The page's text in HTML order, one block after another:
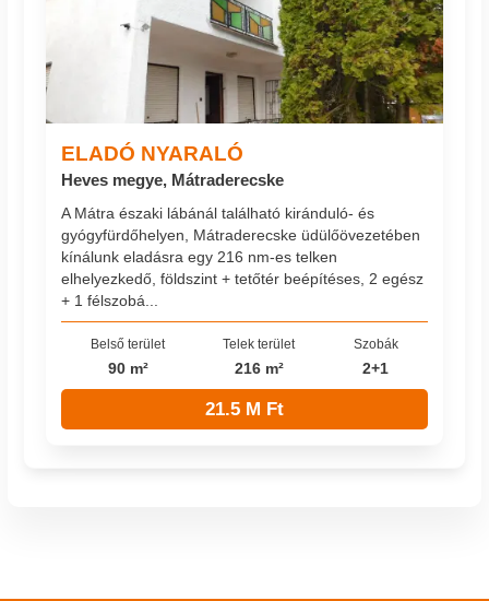
ELADÓ NYARALÓ
Heves megye, Mátraderecske
A Mátra északi lábánál található kiránduló- és
gyógyfürdőhelyen, Mátraderecske üdülőövezetében
kínálunk eladásra egy 216 nm-es telken
elhelyezkedő, földszint + tetőtér beépítéses, 2 egész
+ 1 félszobá...
Belső terület
90 m²
Telek terület
216 m²
Szobák
2+1
21.5 M Ft